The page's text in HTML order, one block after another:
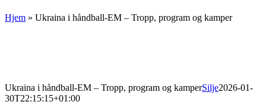
Hjem » Ukraina i håndball-EM – Tropp, program og kamper
Ukraina i håndball-EM – Tropp, program og kamperSilje2026-01-
30T22:15:15+01:00